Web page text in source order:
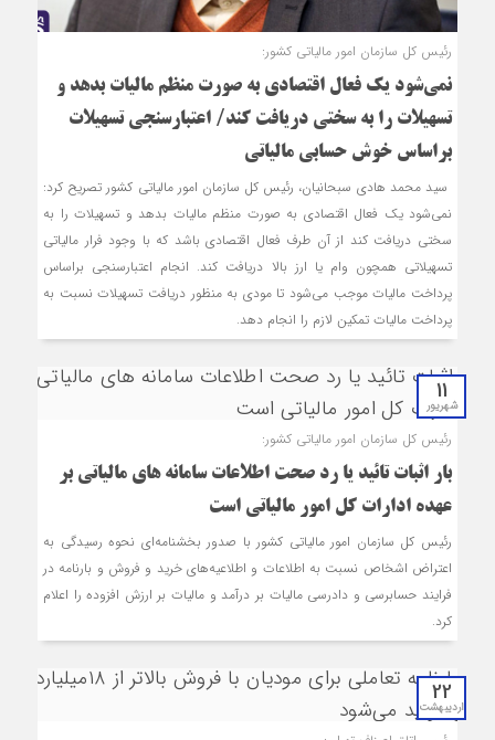
رئیس کل سازمان امور مالیاتی کشور:
نمی‌شود یک فعال اقتصادی به صورت منظم مالیات بدهد و
تسهیلات را به سختی دریافت کند/ اعتبارسنجی تسهیلات
براساس خوش حسابی مالیاتی
سید محمد هادی سبحانیان، رئیس کل سازمان امور مالیاتی کشور تصریح کرد:
نمی‌شود یک فعال اقتصادی به صورت منظم مالیات بدهد و تسهیلات را به
سختی دریافت کند از آن طرف فعال اقتصادی باشد که با وجود فرار مالیاتی
تسهیلاتی همچون وام یا ارز بالا دریافت کند. انجام اعتبارسنجی براساس
پرداخت مالیات موجب می‌شود تا مودی به منظور دریافت تسهیلات نسبت به
پرداخت مالیات تمکین لازم را انجام دهد.
11
شهریور
رئیس‌ کل سازمان امور مالیاتی کشور:
بار اثبات تائید یا رد صحت اطلاعات سامانه‌ های مالیاتی بر
عهده ادارات کل امور مالیاتی است
رئیس‌ کل سازمان امور مالیاتی کشور با صدور بخشنامه‌ای نحوه رسیدگی به
اعتراض اشخاص نسبت به اطلاعات و اطلاعیه‌های خرید و فروش و بارنامه در
فرایند حسابرسی و دادرسی مالیات بر درآمد و مالیات بر ارزش افزوده را اعلام
کرد.
22
اردیبهشت